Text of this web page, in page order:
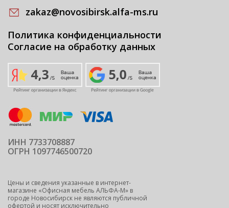
zakaz@novosibirsk.alfa-ms.ru
Политика конфиденциальности
Согласие на обработку данных
ИНН 7733708887
ОГРН 1097746500720
Цены и сведения указанные в интернет-
магазине «Офисная мебель АЛЬФА-М» в
городе Новосибирск не являются публичной
офертой и носят исключительно